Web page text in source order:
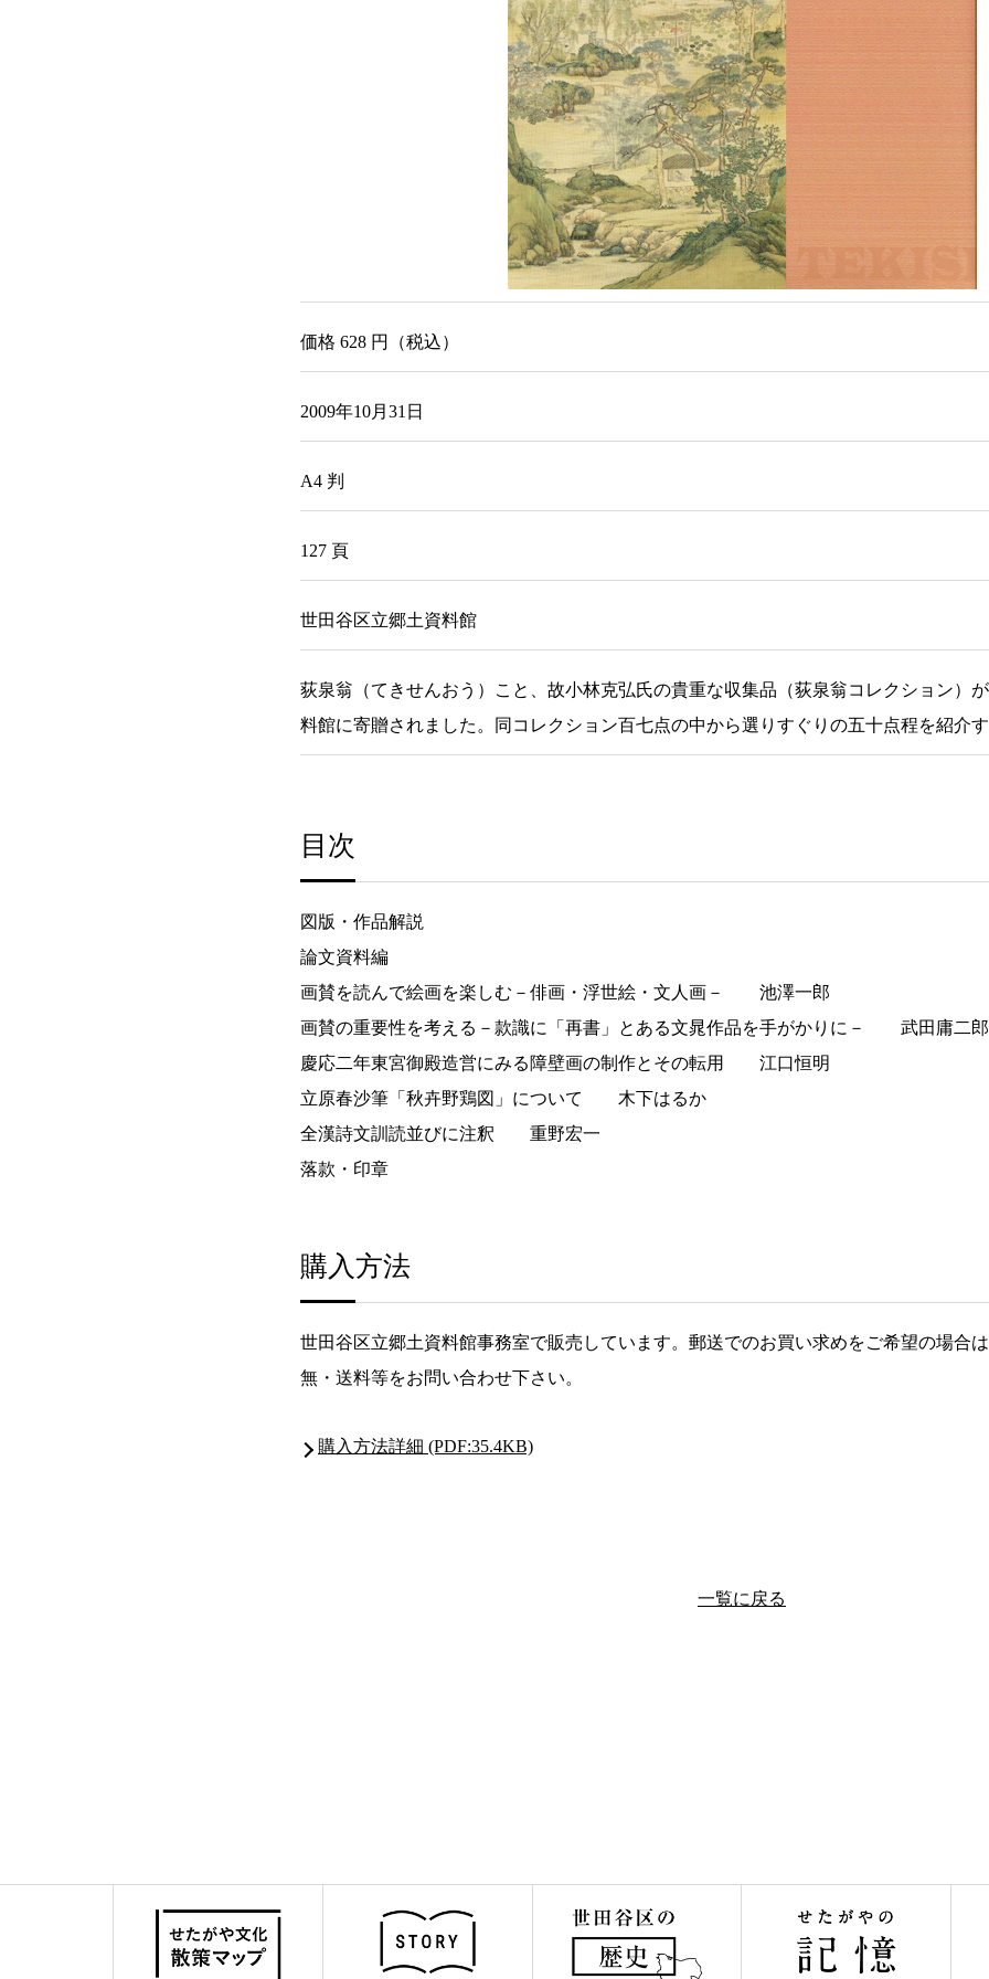
価格 628 円（税込）
2009年10月31日
A4 判
127 頁
世田谷区立郷土資料館
荻泉翁（てきせんおう）こと、故小林克弘氏の貴重な収集品（荻泉翁コレクション）
料館に寄贈されました。同コレクション百七点の中から選りすぐりの五十点程を紹介す
目次
図版・作品解説
論文資料編
画賛を読んで絵画を楽しむ－俳画・浮世絵・文人画－ 池澤一郎
画賛の重要性を考える－款識に「再書」とある文晁作品を手がかりに－ 武田庸二郎
慶応二年東宮御殿造営にみる障壁画の制作とその転用 江口恒明
立原春沙筆「秋卉野鶏図」について 木下はるか
全漢詩文訓読並びに注釈 重野宏一
落款・印章
購入方法
世田谷区立郷土資料館事務室で販売しています。郵送でのお買い求めをご希望の場合
無・送料等をお問い合わせ下さい。
購入方法詳細 (PDF:35.4KB)
一覧に戻る